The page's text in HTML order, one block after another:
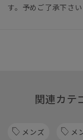
す。予めご了承下さい
関連カテ
メンズ メ